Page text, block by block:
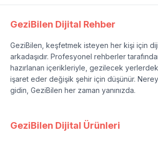
GeziBilen Dijital Rehber
GeziBilen, keşfetmek isteyen her kişi için
arkadaşıdır. Profesyonel rehberler
hazırlanan içerikleriyle, gezilecek
işaret eder değişik şehir için düşünür.
gidin, GeziBilen her zaman yanınızda.
GeziBilen Dijital Ürünleri